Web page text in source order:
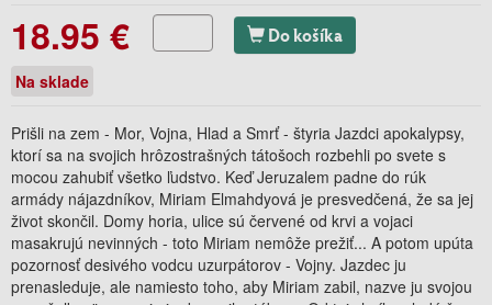
18.95 € Do košíka
Na sklade
Prišli na zem - Mor, Vojna, Hlad a Smrť - štyria Jazdci apokalypsy,
ktorí sa na svojich hrôzostrašných tátošoch rozbehli po svete s
mocou zahubiť všetko ľudstvo. Keď Jeruzalem padne do rúk
armády nájazdníkov, Miriam Elmahdyová je presvedčená, že sa jej
život skončil. Domy horia, ulice sú červené od krvi a vojaci
masakrujú nevinných - toto Miriam nemôže prežiť... A potom upúta
pozornosť desivého vodcu uzurpátorov - Vojny. Jazdec ju
prenasleduje, ale namiesto toho, aby Miriam zabil, nazve ju svojou